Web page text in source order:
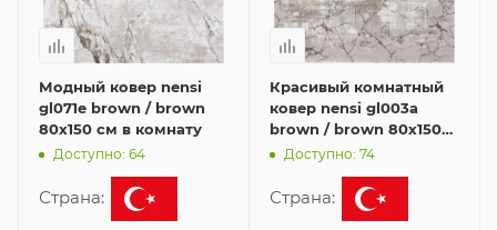
Модный ковер nensi
gl071e brown / brown
80x150 см в комнату
Доступно: 64
Страна:
Красивый комнатный
ковер nensi gl003a
brown / brown 80x150
смДоступно: 74
Страна: